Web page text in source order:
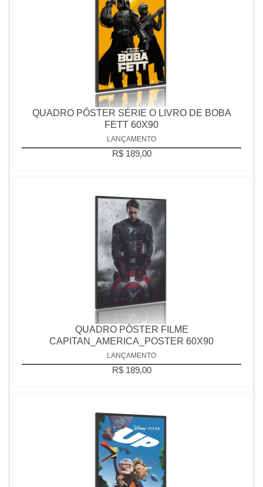
QUADRO PÔSTER SÉRIE O LIVRO DE BOBA
FETT 60X90
LANÇAMENTO
R$ 189,00
QUADRO PÔSTER FILME
CAPITAN_AMERICA_POSTER 60X90
LANÇAMENTO
R$ 189,00